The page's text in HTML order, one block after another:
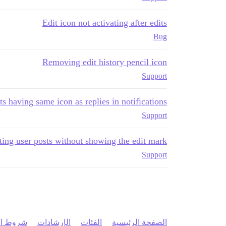
Edit icon not activating after edits
Bug
Removing edit history pencil icon
Support
having same icon as replies in notifications
Support
user posts without showing the edit mark
Support
الصفحة الرئيسية الفئات الإرشادات شروط